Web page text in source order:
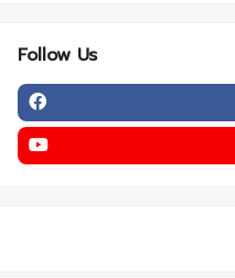
Follow Us